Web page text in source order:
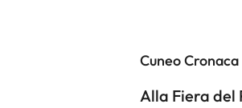
Cuneo Cronaca
Alla Fiera del